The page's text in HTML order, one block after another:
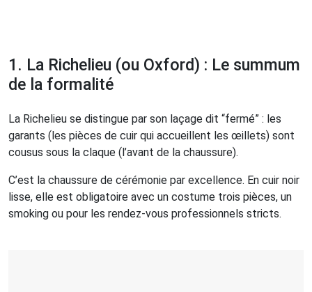
1. La Richelieu (ou Oxford) : Le summum
de la formalité
La Richelieu se distingue par son laçage dit “fermé” : les
garants (les pièces de cuir qui accueillent les œillets) sont
cousus sous la claque (l’avant de la chaussure).
C’est la chaussure de cérémonie par excellence. En cuir noir
lisse, elle est obligatoire avec un costume trois pièces, un
smoking ou pour les rendez-vous professionnels stricts.